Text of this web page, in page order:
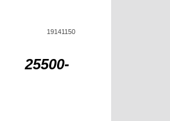
19141150
25500-